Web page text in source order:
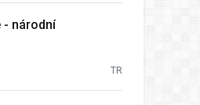
- národní
TR